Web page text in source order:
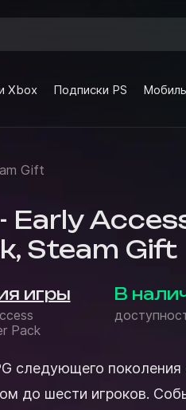
Xbox Подписки PS
Gift
Early
Steam Gift
игры
Pack
В
следующего поколения
до шести игроков.